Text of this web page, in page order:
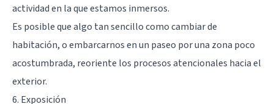
actividad en la que estamos inmersos.
Es posible que algo tan sencillo como cambiar de
habitación, o embarcarnos en un paseo por una zona poco
acostumbrada, reoriente los procesos atencionales hacia el
exterior.
6. Exposición